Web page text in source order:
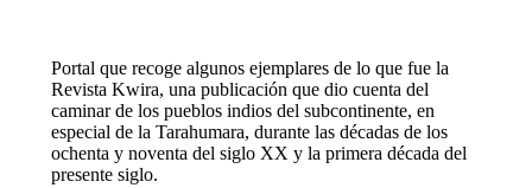
Portal que recoge algunos ejemplares de lo que fue la
Revista Kwira, una publicación que dio cuenta del
caminar de los pueblos indios del subcontinente, en
especial de la Tarahumara, durante las décadas de los
ochenta y noventa del siglo XX y la primera década del
presente siglo.